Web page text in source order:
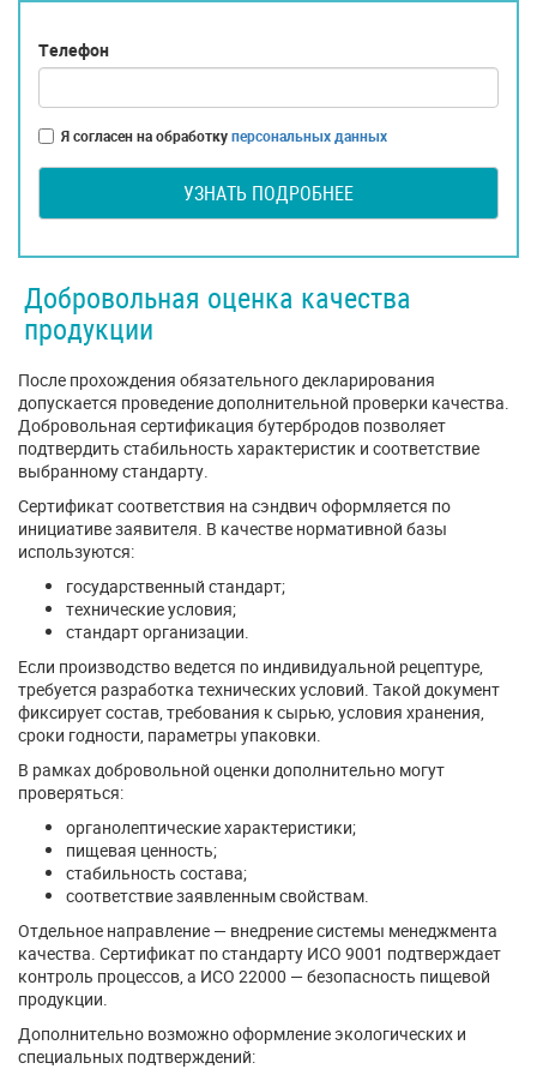
Телефон
Я согласен на обработкуперсональных данных
УЗНАТЬ ПОДРОБНЕЕ
Добровольная оценка качества
продукции
После прохождения обязательного декларирования
допускается проведение дополнительной проверки качества.
Добровольная сертификация бутербродов позволяет
подтвердить стабильность характеристик и соответствие
выбранному стандарту.
Сертификат соответствия на сэндвич оформляется по
инициативе заявителя. В качестве нормативной базы
используются:
государственный стандарт;
технические условия;
стандарт организации.
Если производство ведется по индивидуальной рецептуре,
требуется разработка технических условий. Такой документ
фиксирует состав, требования к сырью, условия хранения,
сроки годности, параметры упаковки.
В рамках добровольной оценки дополнительно могут
проверяться:
органолептические характеристики;
пищевая ценность;
стабильность состава;
соответствие заявленным свойствам.
Отдельное направление — внедрение системы менеджмента
качества. Сертификат по стандарту ИСО 9001 подтверждает
контроль процессов, а ИСО 22000 — безопасность пищевой
продукции.
Дополнительно возможно оформление экологических и
специальных подтверждений: